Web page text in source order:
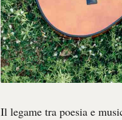
Il legame tra poesia e